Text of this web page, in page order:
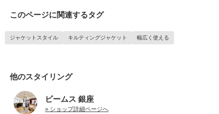
このページに関連するタグ
ジャケットスタイル キルティングジャケット 幅広く使える
他のスタイリング
ビームス 銀座
» ショップ詳細ページへ